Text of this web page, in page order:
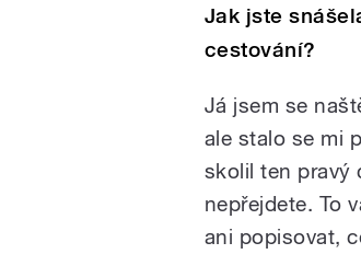
Jak jste
cestování?
Já jsem se
ale stalo se mi
skolil ten pravý
nepřejdete. To
ani popisovat,